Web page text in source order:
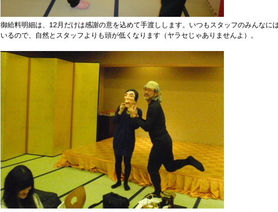
御給料明細は、12月だけは感謝の意を込めて手渡しします。いつもスタッフのみんなに
いるので、自然とスタッフよりも頭が低くなります（ヤラセじゃありませんよ）。